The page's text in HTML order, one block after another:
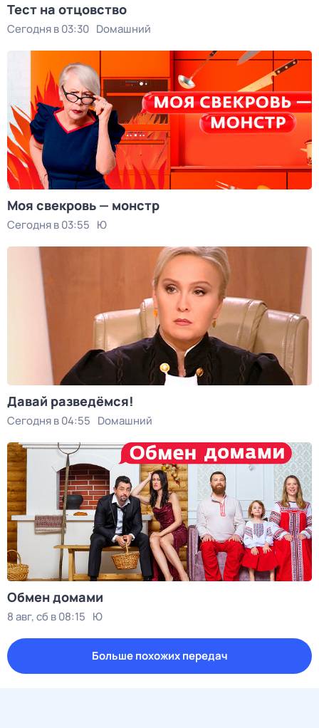
Тест на отцовство
Сегодня в 03:30 Dомашний
Моя свекровь — монстр
Сегодня в 03:55 Ю
Давай рaзвeдёмся!
Сегодня в 04:55 Dомашний
Обмен домами
8 авг, сб в 08:15 Ю
Больше похожих передач